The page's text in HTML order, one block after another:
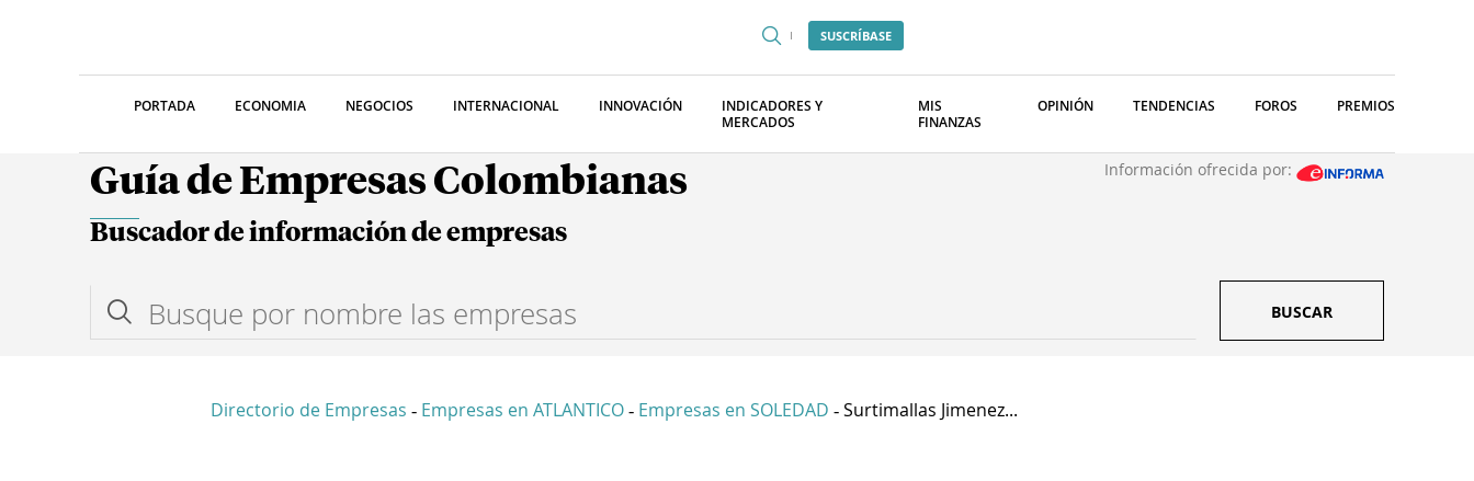
SUSCRÍBASE
PORTADA ECONOMIA NEGOCIOS INTERNACIONAL INNOVACIÓN
INDICADORES Y
MERCADOS
MIS
FINANZAS
OPINIÓN TENDENCIAS FOROS PREMIOS
Guía de Empresas Colombianas Información ofrecida por:
Buscador de información de empresas
BUSCAR
Directorio de Empresas - Empresas en ATLANTICO - Empresas en SOLEDAD - Surtimallas Jimenez...